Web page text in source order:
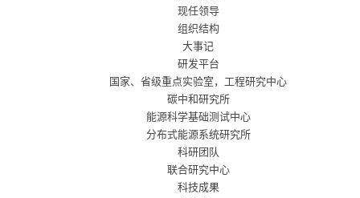
现任领导
组织结构
大事记
研发平台
国家、省级重点实验室，工程研究中心
碳中和研究所
能源科学基础测试中心
分布式能源系统研究所
科研团队
联合研究中心
科技成果